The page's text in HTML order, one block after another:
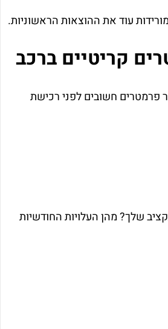
עוד את ההוצאות הראשוניות.
קריטיים ברכב
פרמטרים חשובים לפני רכישת
שלך? מהן העלויות החודשיות